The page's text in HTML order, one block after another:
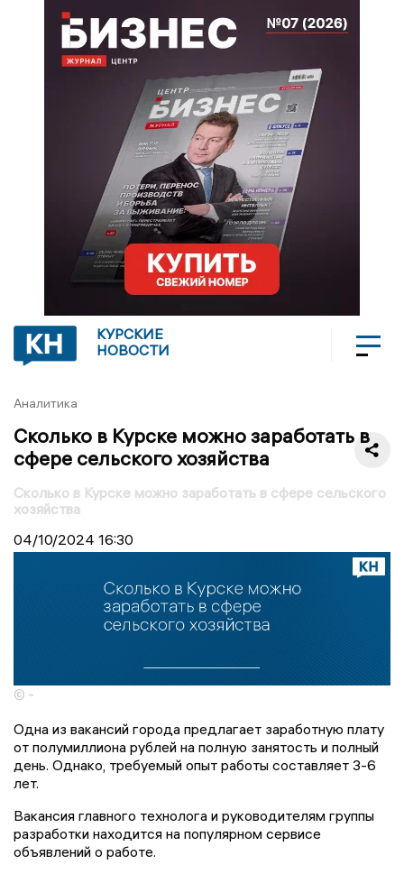
КУРСКИЕ
НОВОСТИ
Аналитика
Сколько в Курске можно заработать в
сфере сельского хозяйства
Сколько в Курске можно заработать в сфере сельского
хозяйства
04/10/2024 16:30
© -
Одна из вакансий города предлагает заработную плату
от полумиллиона рублей на полную занятость и полный
день. Однако, требуемый опыт работы составляет 3-6
лет.
Вакансия главного технолога и руководителям группы
разработки находится на популярном сервисе
объявлений о работе.